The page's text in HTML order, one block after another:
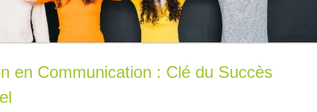
en Communication : Clé du Succès